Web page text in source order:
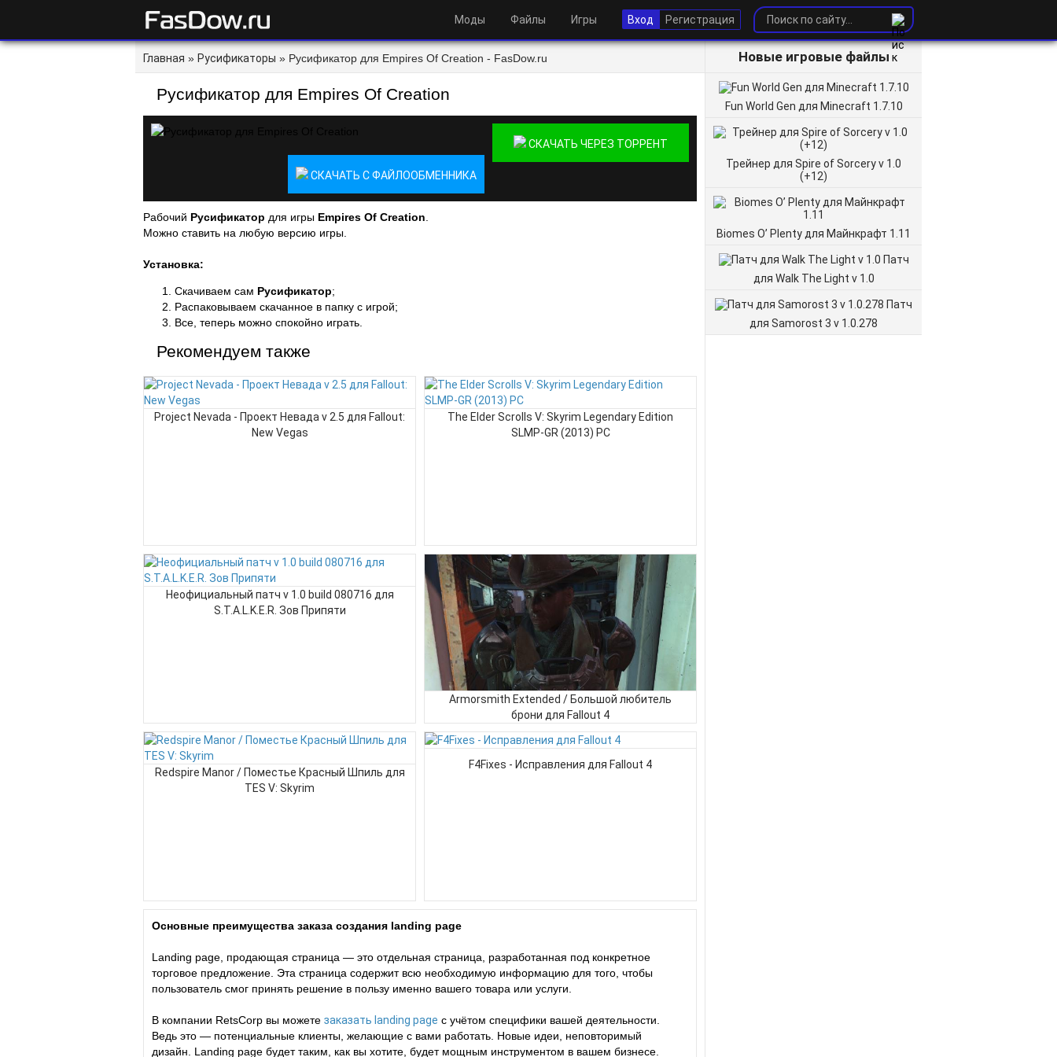
Моды Файлы Игры Вход Регистрация
Новые игровые файлы
Fun World Gen для Minecraft 1.7.10
Трейнер для Spire of Sorcery v 1.0
(+12)
Biomes O’ Plenty для Майнкрафт 1.11
Патч
для Walk The Light v 1.0
Патч
для Samorost 3 v 1.0.278
Главная » Русификаторы » Русификатор для Empires Of Creation - FasDow.ru
Русификатор для Empires Of Creation
СКАЧАТЬ ЧЕРЕЗ ТОРРЕНТ
СКАЧАТЬ С ФАЙЛООБМЕННИКА
Рабочий Русификатор для игры Empires Of Creation
Можно ставить на любую версию игры.
Установка:
Скачиваем сам Русификатор;
Распаковываем скачанное в папку с игрой;
Все, теперь можно спокойно играть.
Рекомендуем также
Project Nevada - Проект Невада v 2.5 для Fallout:
New Vegas
The Elder Scrolls V: Skyrim Legendary Edition
SLMP-GR (2013) PC
Неофициальный патч v 1.0 build 080716 для
S.T.A.L.K.E.R. Зов Припяти
Armorsmith Extended / Большой любитель
брони для Fallout 4
Redspire Manor / Поместье Красный Шпиль для
TES V: Skyrim
F4Fixes - Исправления для Fallout 4
Основные преимущества заказа создания landing page
Landing page, продающая страница — это отдельная страница, разработанная под конкретное
торговое предложение. Эта страница содержит всю необходимую информацию для того, чтобы
пользователь смог принять решение в пользу именно вашего товара или услуги.
В компании RetsCorp вы можете заказать landing page с учётом специфики вашей деятельности.
Ведь это — потенциальные клиенты, желающие с вами работать. Новые идеи, неповторимый
дизайн. Landing page будет таким, как вы хотите, будет мощным инструментом в вашем бизнесе.